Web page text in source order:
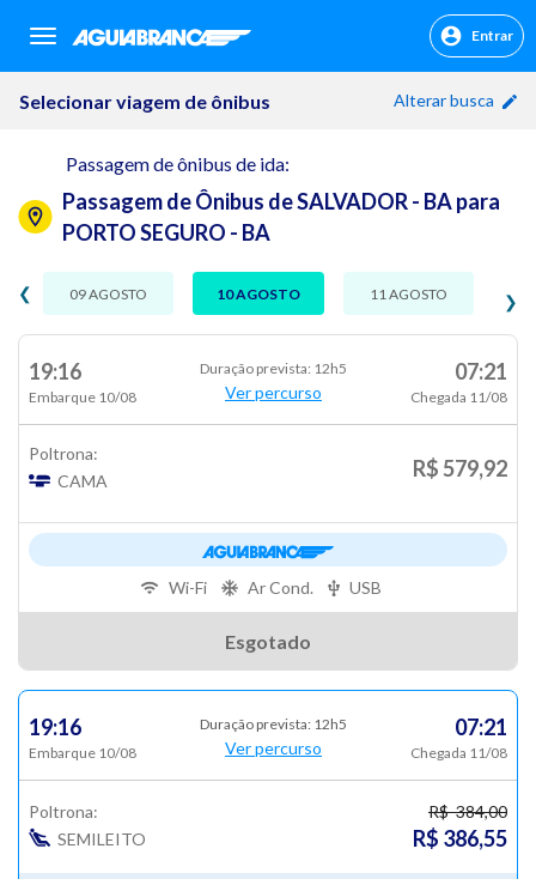
sr.header.toggle.navigation Entrar
Selecionar viagem de ônibus Alterar busca
Passagem de ônibus de ida:
Passagem de Ônibus de SALVADOR - BA para
PORTO SEGURO - BA
❯
❮ 09 AGOSTO 10 AGOSTO 11 AGOSTO
19:16
Embarque 10/08
Duração prevista: 12h5
Ver percurso
07:21
Chegada 11/08
Poltrona:
CAMA
R$ 579,92
Esgotado
Wi-Fi Ar Cond. USB
19:16
Embarque 10/08
Duração prevista: 12h5
Ver percurso
07:21
Chegada 11/08
Poltrona:
SEMILEITO
R$ 384,00
R$ 386,55